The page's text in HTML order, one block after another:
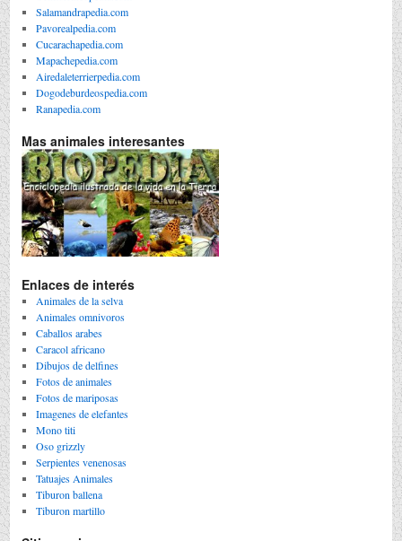
Salamandrapedia.com
Pavorealpedia.com
Cucarachapedia.com
Mapachepedia.com
Airedaleterrierpedia.com
Dogodeburdeospedia.com
Ranapedia.com
Mas animales interesantes
Enlaces de interés
Animales de la selva
Animales omnivoros
Caballos arabes
Caracol africano
Dibujos de delfines
Fotos de animales
Fotos de mariposas
Imagenes de elefantes
Mono titi
Oso grizzly
Serpientes venenosas
Tatuajes Animales
Tiburon ballena
Tiburon martillo